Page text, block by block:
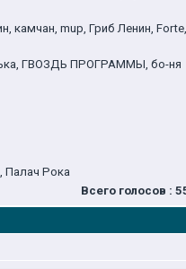
камчан, mup, Гриб Ленин,
ГВОЗДЬ ПРОГРАММЫ, бо-ня
Палач Рока
Всего голосов :